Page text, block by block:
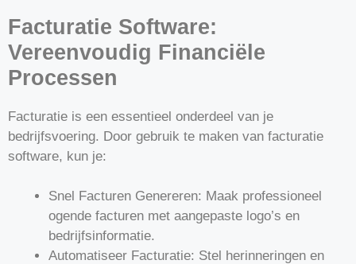
Facturatie Software:
Vereenvoudig Financiële
Processen
Facturatie is een essentieel onderdeel van je
bedrijfsvoering. Door gebruik te maken van facturatie
software, kun je:
Snel Facturen Genereren: Maak professioneel
ogende facturen met aangepaste logo’s en
bedrijfsinformatie.
Automatiseer Facturatie: Stel herinneringen en